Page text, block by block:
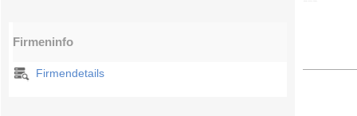
Firmeninfo
Firmendetails